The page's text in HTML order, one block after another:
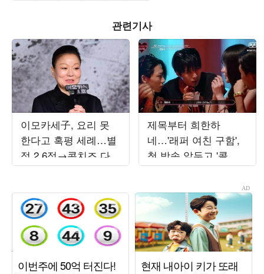
관련기사
이모카세子, 요리 못
한다고 혹평 세례…별
점 2.6점→콘치즈 다
굳어 "버려라"('스레
제목부터 희한하
네…'래퍼 여친 구함',
첫 방송 앞두고 '콜아
웃 ♥데이트' 현장 공개